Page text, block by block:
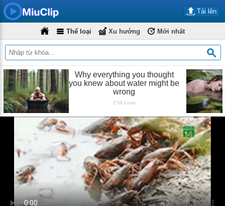
Tải lên
Thể loại Xu hướng Mới nhất